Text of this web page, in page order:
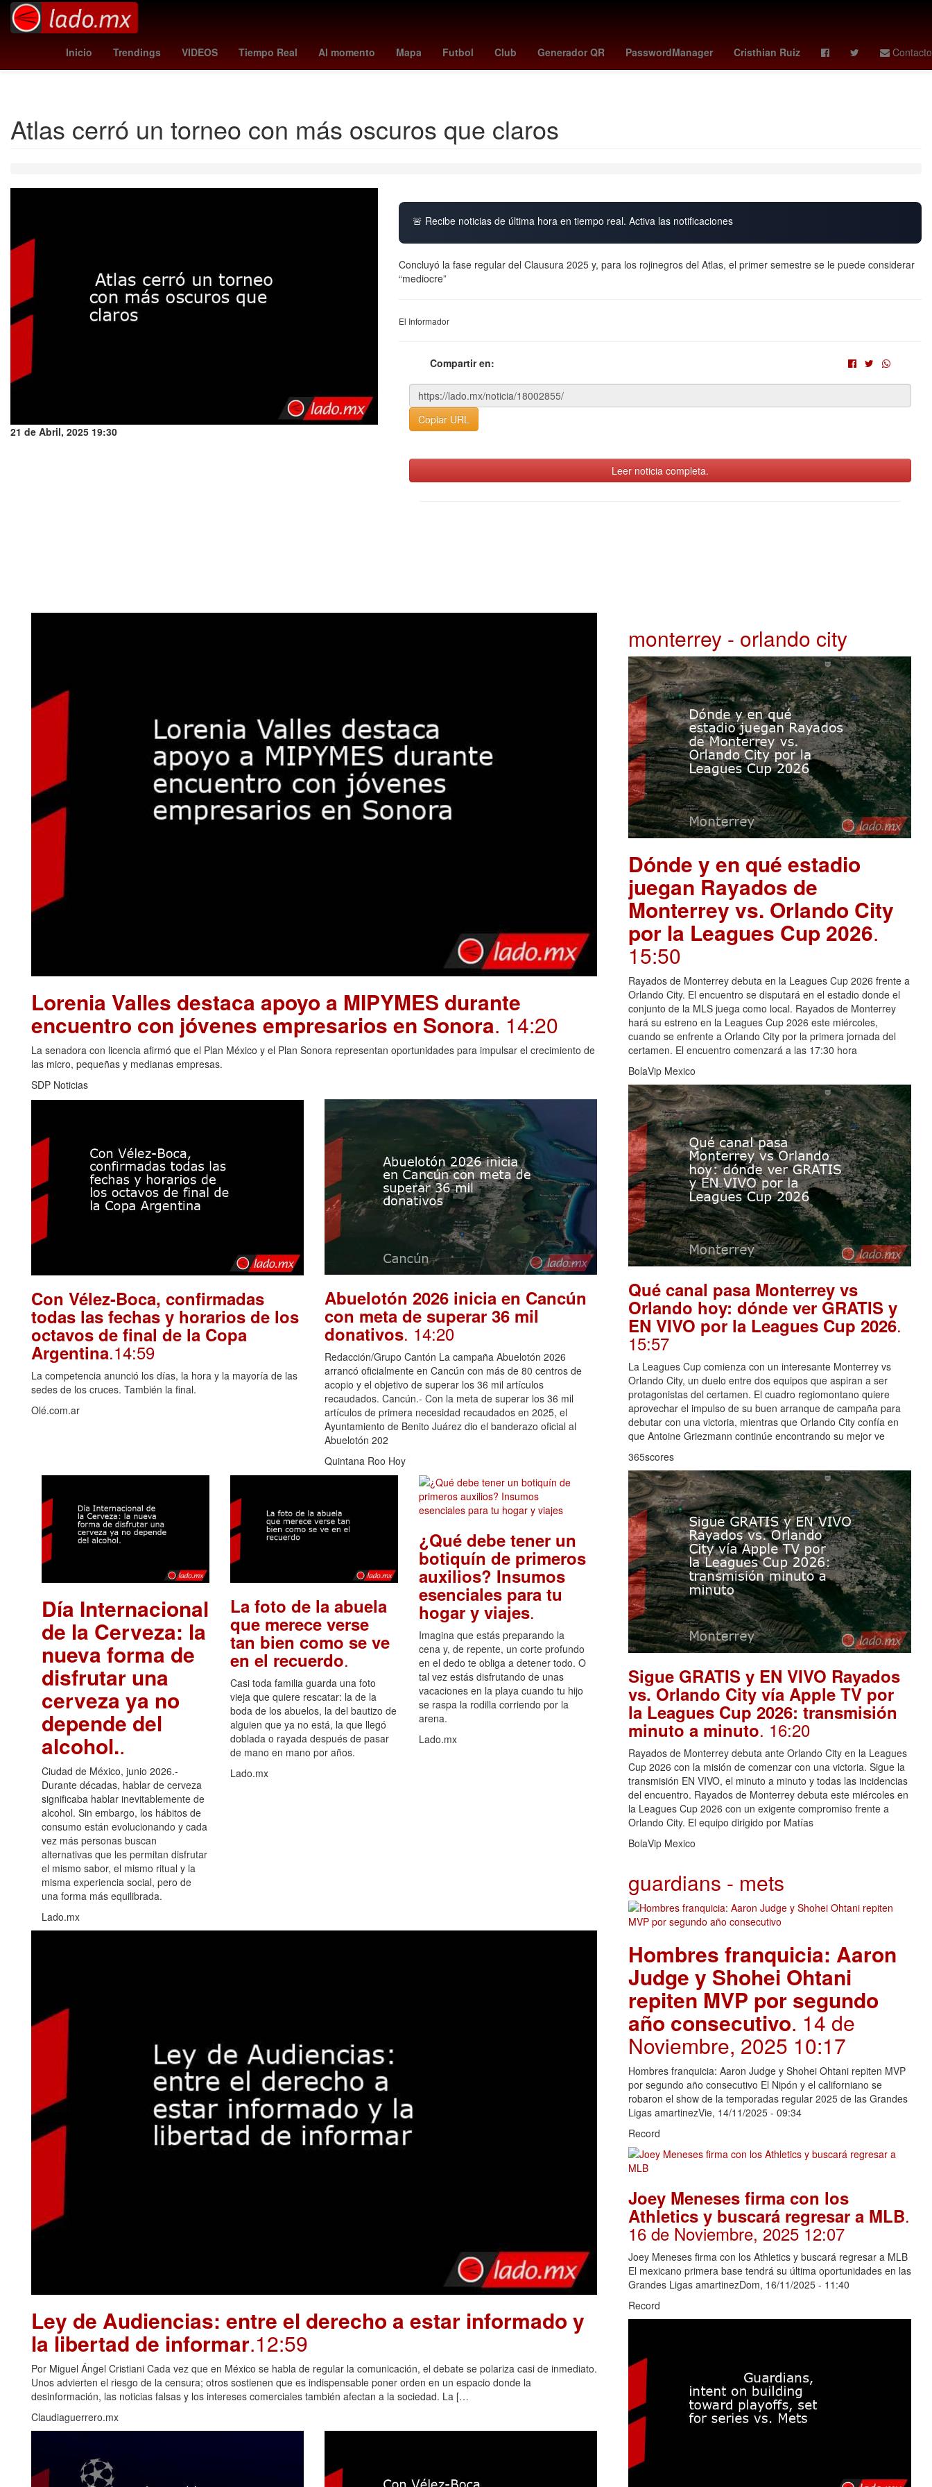
Inicio Trendings VIDEOS Tiempo Real Al momento Mapa Futbol Club Generador QR PasswordManager Cristhian Ruiz Contacto
Argentina Denuncia 26 de marzo mallorca vs Temporada cruzeiro - chapecoense presidente de la suprema corte de justicia de la nación boca juniors - estudiantes
presupuesto
Atlas cerró un torneo con más oscuros que claros
21 de Abril, 2025 19:30
🚨 Recibe noticias de última hora en tiempo real. Activa las notificaciones
Concluyó la fase regular del Clausura 2025 y, para los rojinegros del Atlas, el primer semestre se le puede considerar
“mediocre”
El Informador
Compartir en:
Copiar URL
Leer noticia completa.
Lorenia Valles destaca apoyo a MIPYMES durante
encuentro con jóvenes empresarios en Sonora. 14:20
La senadora con licencia afirmó que el Plan México y el Plan Sonora representan oportunidades para impulsar el crecimiento de
las micro, pequeñas y medianas empresas.
SDP Noticias
Con Vélez-Boca, confirmadas
todas las fechas y horarios de los
octavos de final de la Copa
Argentina.14:59
La competencia anunció los días, la hora y la mayoría de las
sedes de los cruces. También la final.
Olé.com.ar
Abuelotón 2026 inicia en Cancún
con meta de superar 36 mil
donativos. 14:20
Redacción/Grupo Cantón La campaña Abuelotón 2026
arrancó oficialmente en Cancún con más de 80 centros de
acopio y el objetivo de superar los 36 mil artículos
recaudados. Cancún.- Con la meta de superar los 36 mil
artículos de primera necesidad recaudados en 2025, el
Ayuntamiento de Benito Juárez dio el banderazo oficial al
Abuelotón 202
Quintana Roo Hoy
Día Internacional
de la Cerveza: la
nueva forma de
disfrutar una
cerveza ya no
depende del
alcohol..
Ciudad de México, junio 2026.-
Durante décadas, hablar de cerveza
significaba hablar inevitablemente de
alcohol. Sin embargo, los hábitos de
consumo están evolucionando y cada
vez más personas buscan
alternativas que les permitan disfrutar
el mismo sabor, el mismo ritual y la
misma experiencia social, pero de
una forma más equilibrada.
Lado.mx
La foto de la abuela
que merece verse
tan bien como se ve
en el recuerdo.
Casi toda familia guarda una foto
vieja que quiere rescatar: la de la
boda de los abuelos, la del bautizo de
alguien que ya no está, la que llegó
doblada o rayada después de pasar
de mano en mano por años.
Lado.mx
¿Qué debe tener un
botiquín de primeros
auxilios? Insumos
esenciales para tu
hogar y viajes.
Imagina que estás preparando la
cena y, de repente, un corte profundo
en el dedo te obliga a detener todo. O
tal vez estás disfrutando de unas
vacaciones en la playa cuando tu hijo
se raspa la rodilla corriendo por la
arena.
Lado.mx
Ley de Audiencias: entre el derecho a estar informado y
la libertad de informar.12:59
Por Miguel Ángel Cristiani Cada vez que en México se habla de regular la comunicación, el debate se polariza casi de inmediato.
Unos advierten el riesgo de la censura; otros sostienen que es indispensable poner orden en un espacio donde la
desinformación, las noticias falsas y los intereses comerciales también afectan a la sociedad. La […
Claudiaguerrero.mx
monterrey - orlando city
Dónde y en qué estadio
juegan Rayados de
Monterrey vs. Orlando City
por la Leagues Cup 2026.
15:50
Rayados de Monterrey debuta en la Leagues Cup 2026 frente a
Orlando City. El encuentro se disputará en el estadio donde el
conjunto de la MLS juega como local. Rayados de Monterrey
hará su estreno en la Leagues Cup 2026 este miércoles,
cuando se enfrente a Orlando City por la primera jornada del
certamen. El encuentro comenzará a las 17:30 hora
BolaVip Mexico
Qué canal pasa Monterrey vs
Orlando hoy: dónde ver GRATIS y
EN VIVO por la Leagues Cup 2026.
15:57
La Leagues Cup comienza con un interesante Monterrey vs
Orlando City, un duelo entre dos equipos que aspiran a ser
protagonistas del certamen. El cuadro regiomontano quiere
aprovechar el impulso de su buen arranque de campaña para
debutar con una victoria, mientras que Orlando City confía en
que Antoine Griezmann continúe encontrando su mejor ve
365scores
Sigue GRATIS y EN VIVO Rayados
vs. Orlando City vía Apple TV por
la Leagues Cup 2026: transmisión
minuto a minuto. 16:20
Rayados de Monterrey debuta ante Orlando City en la Leagues
Cup 2026 con la misión de comenzar con una victoria. Sigue la
transmisión EN VIVO, el minuto a minuto y todas las incidencias
del encuentro. Rayados de Monterrey debuta este miércoles en
la Leagues Cup 2026 con un exigente compromiso frente a
Orlando City. El equipo dirigido por Matías
BolaVip Mexico
guardians - mets
Hombres franquicia: Aaron
Judge y Shohei Ohtani
repiten MVP por segundo
año consecutivo. 14 de
Noviembre, 2025 10:17
Hombres franquicia: Aaron Judge y Shohei Ohtani repiten MVP
por segundo año consecutivo El Nipón y el californiano se
robaron el show de la temporadas regular 2025 de las Grandes
Ligas amartinezVie, 14/11/2025 - 09:34
Record
Joey Meneses firma con los
Athletics y buscará regresar a MLB.
16 de Noviembre, 2025 12:07
Joey Meneses firma con los Athletics y buscará regresar a MLB
El mexicano primera base tendrá su última oportunidades en las
Grandes Ligas amartinezDom, 16/11/2025 - 11:40
Record